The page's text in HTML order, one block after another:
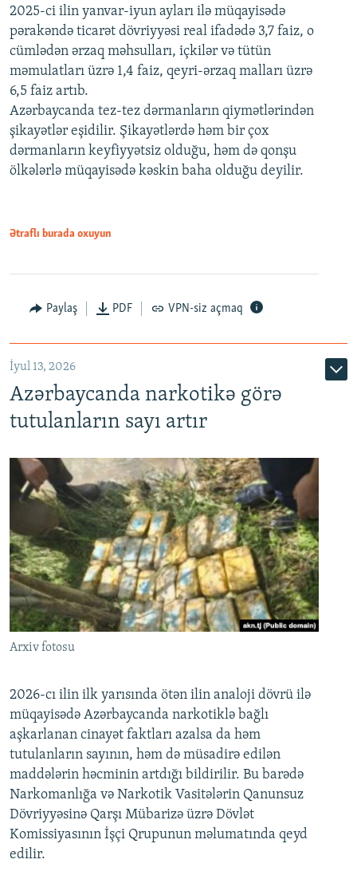
2025-ci ilin yanvar-iyun ayları ilə müqayisədə
pərakəndə ticarət dövriyyəsi real ifadədə 3,7 faiz, o
cümlədən ərzaq məhsulları, içkilər və tütün
məmulatları üzrə 1,4 faiz, qeyri-ərzaq malları üzrə
6,5 faiz artıb.
Azərbaycanda tez-tez dərmanların qiymətlərindən
şikayətlər eşidilir. Şikayətlərdə həm bir çox
dərmanların keyfiyyətsiz olduğu, həm də qonşu
ölkələrlə müqayisədə kəskin baha olduğu deyilir.
Ətraflı burada oxuyun
Paylaş PDF VPN-siz açmaq
İyul 13, 2026
Azərbaycanda narkotikə görə
tutulanların sayı artır
Arxiv fotosu
2026-cı ilin ilk yarısında ötən ilin analoji dövrü ilə
müqayisədə Azərbaycanda narkotiklə bağlı
aşkarlanan cinayət faktları azalsa da həm
tutulanların sayının, həm də müsadirə edilən
maddələrin həcminin artdığı bildirilir. Bu barədə
Narkomanlığa və Narkotik Vasitələrin Qanunsuz
Dövriyyəsinə Qarşı Mübarizə üzrə Dövlət
Komissiyasının İşçi Qrupunun məlumatında qeyd
edilir.